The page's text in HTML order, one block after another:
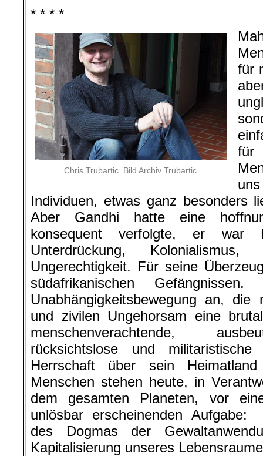
* * * *
Chris Trubartic. Bild Archiv Trubartic.
für
Individuen, etwas ganz besonders
Aber Gandhi hatte eine
konsequent verfolgte, er war
Unterdrückung,
Ungerechtigkeit. Für seine
südafrikanischen
Unabhängigkeitsbewegung an, die
und zivilen Ungehorsam eine
menschenverachtende,
rücksichtslose und
Herrschaft über sein
Menschen stehen heute, in
dem gesamten Planeten, vor
unlösbar erscheinenden Aufgabe:
des Dogmas der
Kapitalisierung unseres